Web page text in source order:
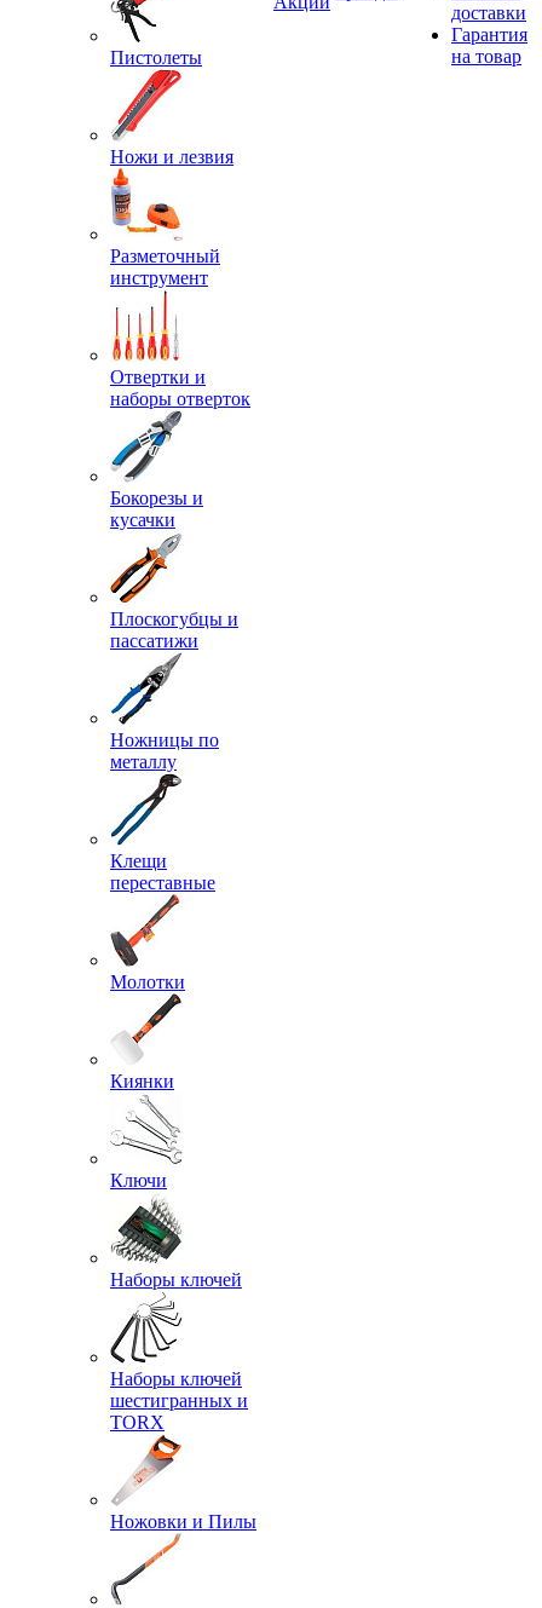
Пистолеты
Ножи и лезвия
Разметочный
инструмент
Отвертки и
наборы отверток
Бокорезы и
кусачки
Плоскогубцы и
пассатижи
Ножницы по
металлу
Клещи
переставные
Молотки
Киянки
Ключи
Наборы ключей
Наборы ключей
шестигранных и
TORX
Ножовки и Пилы
доставки
Гарантия
на товар